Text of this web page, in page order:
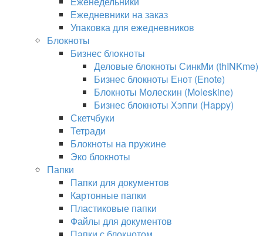
Ежедневники на заказ
Упаковка для ежедневников
Блокноты
Бизнес блокноты
Деловые блокноты СинкМи (thINKme)
Бизнес блокноты Енот (Enote)
Блокноты Молескин (Moleskine)
Бизнес блокноты Хэппи (Happy)
Скетчбуки
Тетради
Блокноты на пружине
Эко блокноты
Папки
Папки для документов
Картонные папки
Пластиковые папки
Файлы для документов